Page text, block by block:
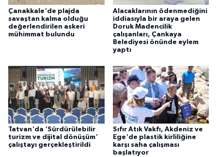
Çanakkale'de plajda
savaştan kalma olduğu
değerlendirilen askeri
mühimmat bulundu
Alacaklarının ödenmediğini
iddiasıyla bir araya gelen
Doruk Madencilik
çalışanları, Çankaya
Belediyesi önünde eylem
yaptı
Tatvan'da 'Sürdürülebilir
turizm ve dijital dönüşüm'
çalıştayı gerçekleştirildi
Sıfır Atık Vakfı, Akdeniz ve
Ege'de plastik kirliliğine
karşı saha çalışması
başlatıyor